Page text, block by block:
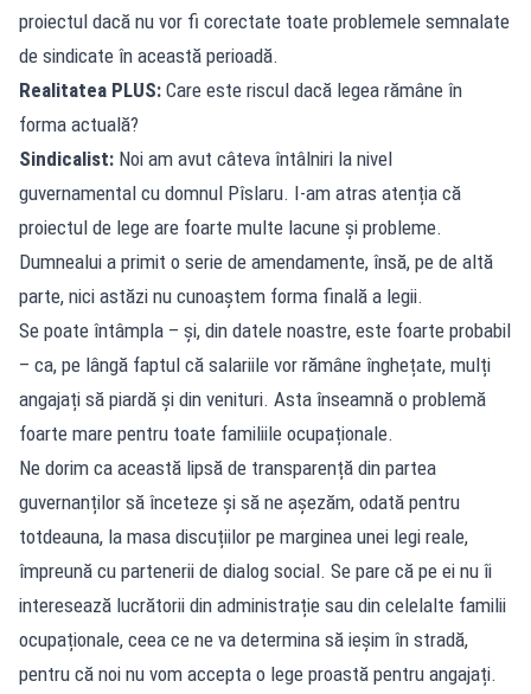
proiectul dacă nu vor fi corectate toate problemele semnalate
de sindicate în această perioadă.
Realitatea PLUS: Care este riscul dacă legea rămâne în
forma actuală?
Sindicalist: Noi am avut câteva întâlniri la nivel
guvernamental cu domnul Pîslaru. I-am atras atenția că
proiectul de lege are foarte multe lacune și probleme.
Dumnealui a primit o serie de amendamente, însă, pe de altă
parte, nici astăzi nu cunoaștem forma finală a legii.
Se poate întâmpla – și, din datele noastre, este foarte probabil
– ca, pe lângă faptul că salariile vor rămâne înghețate, mulți
angajați să piardă și din venituri. Asta înseamnă o problemă
foarte mare pentru toate familiile ocupaționale.
Ne dorim ca această lipsă de transparență din partea
guvernanților să înceteze și să ne așezăm, odată pentru
totdeauna, la masa discuțiilor pe marginea unei legi reale,
împreună cu partenerii de dialog social. Se pare că pe ei nu îi
interesează lucrătorii din administrație sau din celelalte familii
ocupaționale, ceea ce ne va determina să ieșim în stradă,
pentru că noi nu vom accepta o lege proastă pentru angajați.